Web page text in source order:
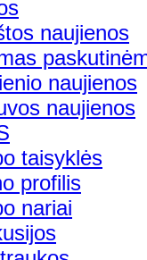
naujienos
naujienos
naujienos
taisyklės
profilis
nariai